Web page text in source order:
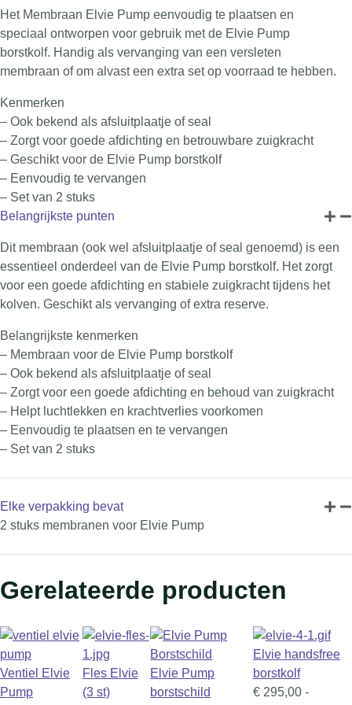
Het Membraan Elvie Pump eenvoudig te plaatsen en
speciaal ontworpen voor gebruik met de Elvie Pump
borstkolf. Handig als vervanging van een versleten
membraan of om alvast een extra set op voorraad te hebben.
Kenmerken
– Ook bekend als afsluitplaatje of seal
– Zorgt voor goede afdichting en betrouwbare zuigkracht
– Geschikt voor de Elvie Pump borstkolf
– Eenvoudig te vervangen
– Set van 2 stuks
Belangrijkste punten
Dit membraan (ook wel afsluitplaatje of seal genoemd) is een
essentieel onderdeel van de Elvie Pump borstkolf. Het zorgt
voor een goede afdichting en stabiele zuigkracht tijdens het
kolven. Geschikt als vervanging of extra reserve.
Belangrijkste kenmerken
– Membraan voor de Elvie Pump borstkolf
– Ook bekend als afsluitplaatje of seal
– Zorgt voor een goede afdichting en behoud van zuigkracht
– Helpt luchtlekken en krachtverlies voorkomen
– Eenvoudig te plaatsen en te vervangen
– Set van 2 stuks
Elke verpakking bevat
2 stuks membranen voor Elvie Pump
Gerelateerde producten
Ventiel Elvie
Pump
Fles Elvie
(3 st)
Elvie Pump
borstschild
Elvie handsfree
borstkolf
€295,00 -